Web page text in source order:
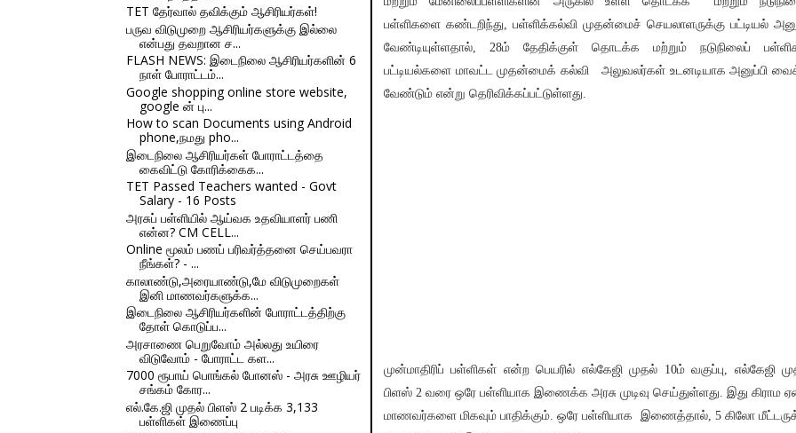
TET தேர்வால் தவிக்கும் ஆசிரியர்கள்!
பருவ விடுமுறை ஆசிரியர்களுக்கு இல்லை
என்பது தவறான ச...
FLASH NEWS: இடைநிலை ஆசிரியர்களின் 6
நாள் போராட்டம்...
Google shopping online store website,
google ன் பு...
How to scan Documents using Android
phone,நமது pho...
இடைநிலை ஆசிரியர்கள் போராட்டத்தை
கைவிட்டு கோரிக்கைக...
TET Passed Teachers wanted - Govt
Salary - 16 Posts
அரசுப் பள்ளியில் ஆய்வக உதவியாளர் பணி
என்ன? CM CELL...
Online மூலம் பணப் பரிவர்த்தனை செய்பவரா
நீங்கள்? - ...
காலாண்டு,அரையாண்டு,மே விடுமுறைகள்
இனி மாணவர்களுக்க...
இடைநிலை ஆசிரியர்களின் போராட்டத்திற்கு
தோள் கொடுப்ப...
அரசாணை பெறுவோம் அல்லது உயிரை
விடுவோம் - போராட்ட கள...
7000 ரூபாய் பொங்கல் போனஸ் - அரசு ஊழியர்
சங்கம் கோர...
எல்.கே.ஜி முதல் பிளஸ் 2 படிக்க 3,133
பள்ளிகள் இணைப்பு
பள்ளிகளை கண்டறிந்து, பள்ளிக்கல்வி முதன்மைச் செயலாளருக்கு பட்டியல்
வேண்டியுள்ளதால், 28ம் தேதிக்குள் தொடக்க மற்றும் நடுநிலைப்
பட்டியல்களை மாவட்ட முதன்மைக் கல்வி அலுவலர்கள் உடனடியாக அனுப்பி
வேண்டும் என்று தெரிவிக்கப்பட்டுள்ளது.
முன்மாதிரிப் பள்ளிகள் என்ற பெயரில் எல்கேஜி முதல் 10ம் வகுப்பு, எல்கேஜி
பிளஸ் 2 வரை ஒரே பள்ளியாக இணைக்க அரசு முடிவு செய்துள்ளது. இது கிராம
மாணவர்களை மிகவும் பாதிக்கும். ஒரே பள்ளியாக இணைத்தால், 5 கிலோ